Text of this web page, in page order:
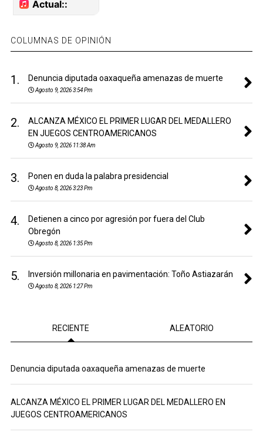
COLUMNAS DE OPINIÓN
1. Denuncia diputada oaxaqueña amenazas de muerte
Agosto 9, 2026 3:54 Pm
2.
ALCANZA MÉXICO EL PRIMER LUGAR DEL MEDALLERO
EN JUEGOS CENTROAMERICANOS
Agosto 9, 2026 11:38 Am
3. Ponen en duda la palabra presidencial
Agosto 8, 2026 3:23 Pm
4.
Detienen a cinco por agresión por fuera del Club
Obregón
Agosto 8, 2026 1:35 Pm
5. Inversión millonaria en pavimentación: Toño Astiazarán
Agosto 8, 2026 1:27 Pm
RECIENTE ALEATORIO
Denuncia diputada oaxaqueña amenazas de muerte
ALCANZA MÉXICO EL PRIMER LUGAR DEL MEDALLERO EN
JUEGOS CENTROAMERICANOS